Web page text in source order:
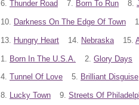
6. Thunder Road 7. Born To Run 8.
10. Darkness On The Edge Of Town
13. Hungry Heart 14. Nebraska 15.
1. Born In The U.S.A. 2. Glory Days
4. Tunnel Of Love 5. Brilliant Disguise
8. Lucky Town 9. Streets Of